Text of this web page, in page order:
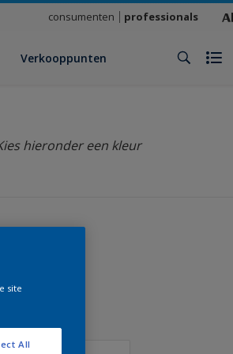
consumenten professionals
Verkooppunten
hieronder een kleur
site
All